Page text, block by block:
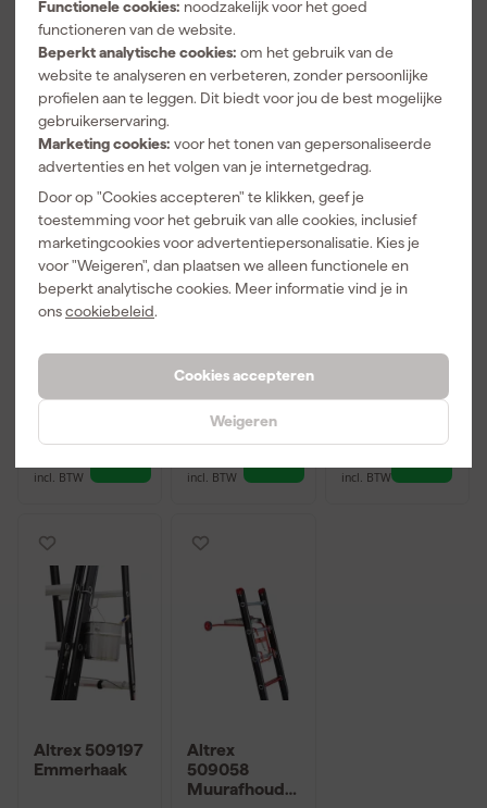
Functionele cookies: noodzakelijk voor het goed
functioneren van de website.
Beperkt analytische cookies: om het gebruik van de
website te analyseren en verbeteren, zonder persoonlijke
profielen aan te leggen. Dit biedt voor jou de best mogelijke
gebruikerservaring.
Marketing cookies: voor het tonen van gepersonaliseerde
advertenties en het volgen van je internetgedrag.
Door op "Cookies accepteren" te klikken, geef je
toestemming voor het gebruik van alle cookies, inclusief
marketingcookies voor advertentiepersonalisatie. Kies je
voor "Weigeren", dan plaatsen we alleen functionele en
beperkt analytische cookies. Meer informatie vind je in
onscookiebeleid.
Cookies accepteren
Weigeren
Altrex 228011
Ladderborgse
t voor
bezorgd
incl. BTW
Altrex 229001
Ladder
incl. BTW
Altrex
509023
incl. BTW
Altrex 509197
Emmerhaak
Altrex
509058
Muurafhoude